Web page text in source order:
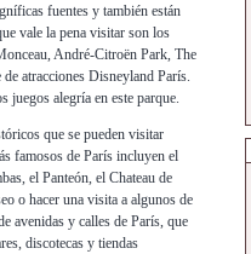
fuentes y también están
vale la pena visitar son los
André-Citroën Park, The
atracciones Disneyland París.
juegos alegría en este parque.
que se pueden visitar
famosos de París incluyen el
el Panteón, el Chateau de
o hacer una visita a algunos de
avenidas y calles de París, que
discotecas y tiendas